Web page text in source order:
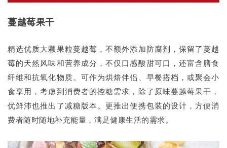
蔓越莓果干
精选优质大颗果粒蔓越莓，不额外添加防腐剂，保留了蔓越
莓的天然风味和营养成分，不仅口感酸甜可口，还富含膳食
纤维和抗氧化物质。可作为烘焙伴侣、早餐搭档，或聚会小
食享用，考虑到消费者的控糖需求，除了原味蔓越莓果干，
优鲜沛也推出了减糖版本。更推出便携包装的设计，方便消
费者随时随地补充能量，满足健康生活的需求。